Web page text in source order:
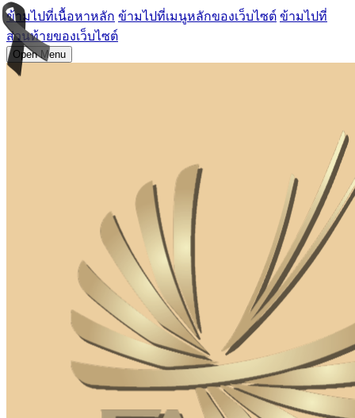
ข้ามไปที่เนื้อหาหลัก ข้ามไปที่เมนูหลักของเว็บไซต์ ข้ามไปที่
ส่วนท้ายของเว็บไซต์
Open Menu